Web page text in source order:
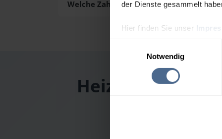
der Dienste gesammelt
Hier finden Sie unser
Notwendig
Welche Zahlungsarten gibt es?
Heizölpreis-